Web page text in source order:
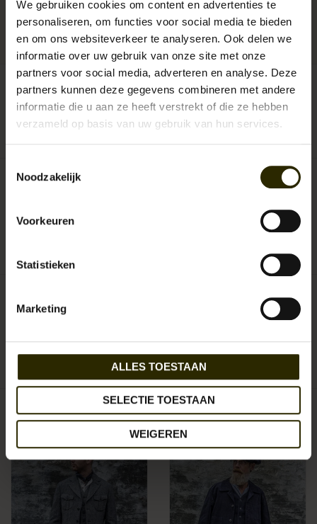
We gebruiken cookies om content en advertenties te
personaliseren, om functies voor social media te bieden
en om ons websiteverkeer te analyseren. Ook delen we
informatie over uw gebruik van onze site met onze
partners voor social media, adverteren en analyse. Deze
partners kunnen deze gegevens combineren met andere
informatie die u aan ze heeft verstrekt of die ze hebben
verzameld op basis van uw gebruik van hun services.
Noodzakelijk
Voorkeuren
Statistieken
Marketing
ALLES TOESTAAN
SELECTIE TOESTAAN
WEIGEREN
Artikelnummer:
UB-BGH-1920 Authentic Ivory-Antraciet Stripe shirt
Beschikbaarheid:
Reserveer nu! Momenteel niet op voorraad
Maat:*
JE BEOORDELING TOEVOEGEN
Aan verlanglijst toevoegen/Toevoegen om te vergelijken/Afdrukken
Gerelateerde producten